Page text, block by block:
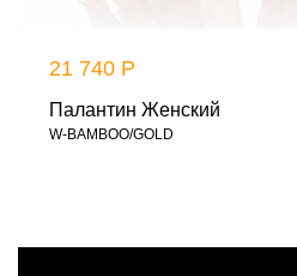
21 740 Р
Палантин Женский
W-BAMBOO/GOLD